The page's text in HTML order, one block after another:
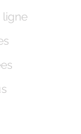
ligne